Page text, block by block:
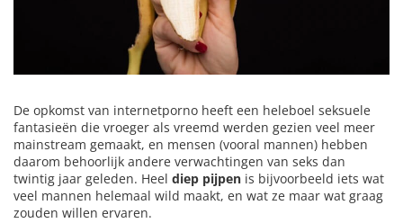
De opkomst van internetporno heeft een heleboel seksuele
fantasieën die vroeger als vreemd werden gezien veel meer
mainstream gemaakt, en mensen (vooral mannen) hebben
daarom behoorlijk andere verwachtingen van seks dan
twintig jaar geleden. Heel diep pijpen is bijvoorbeeld iets wat
veel mannen helemaal wild maakt, en wat ze maar wat graag
zouden willen ervaren.